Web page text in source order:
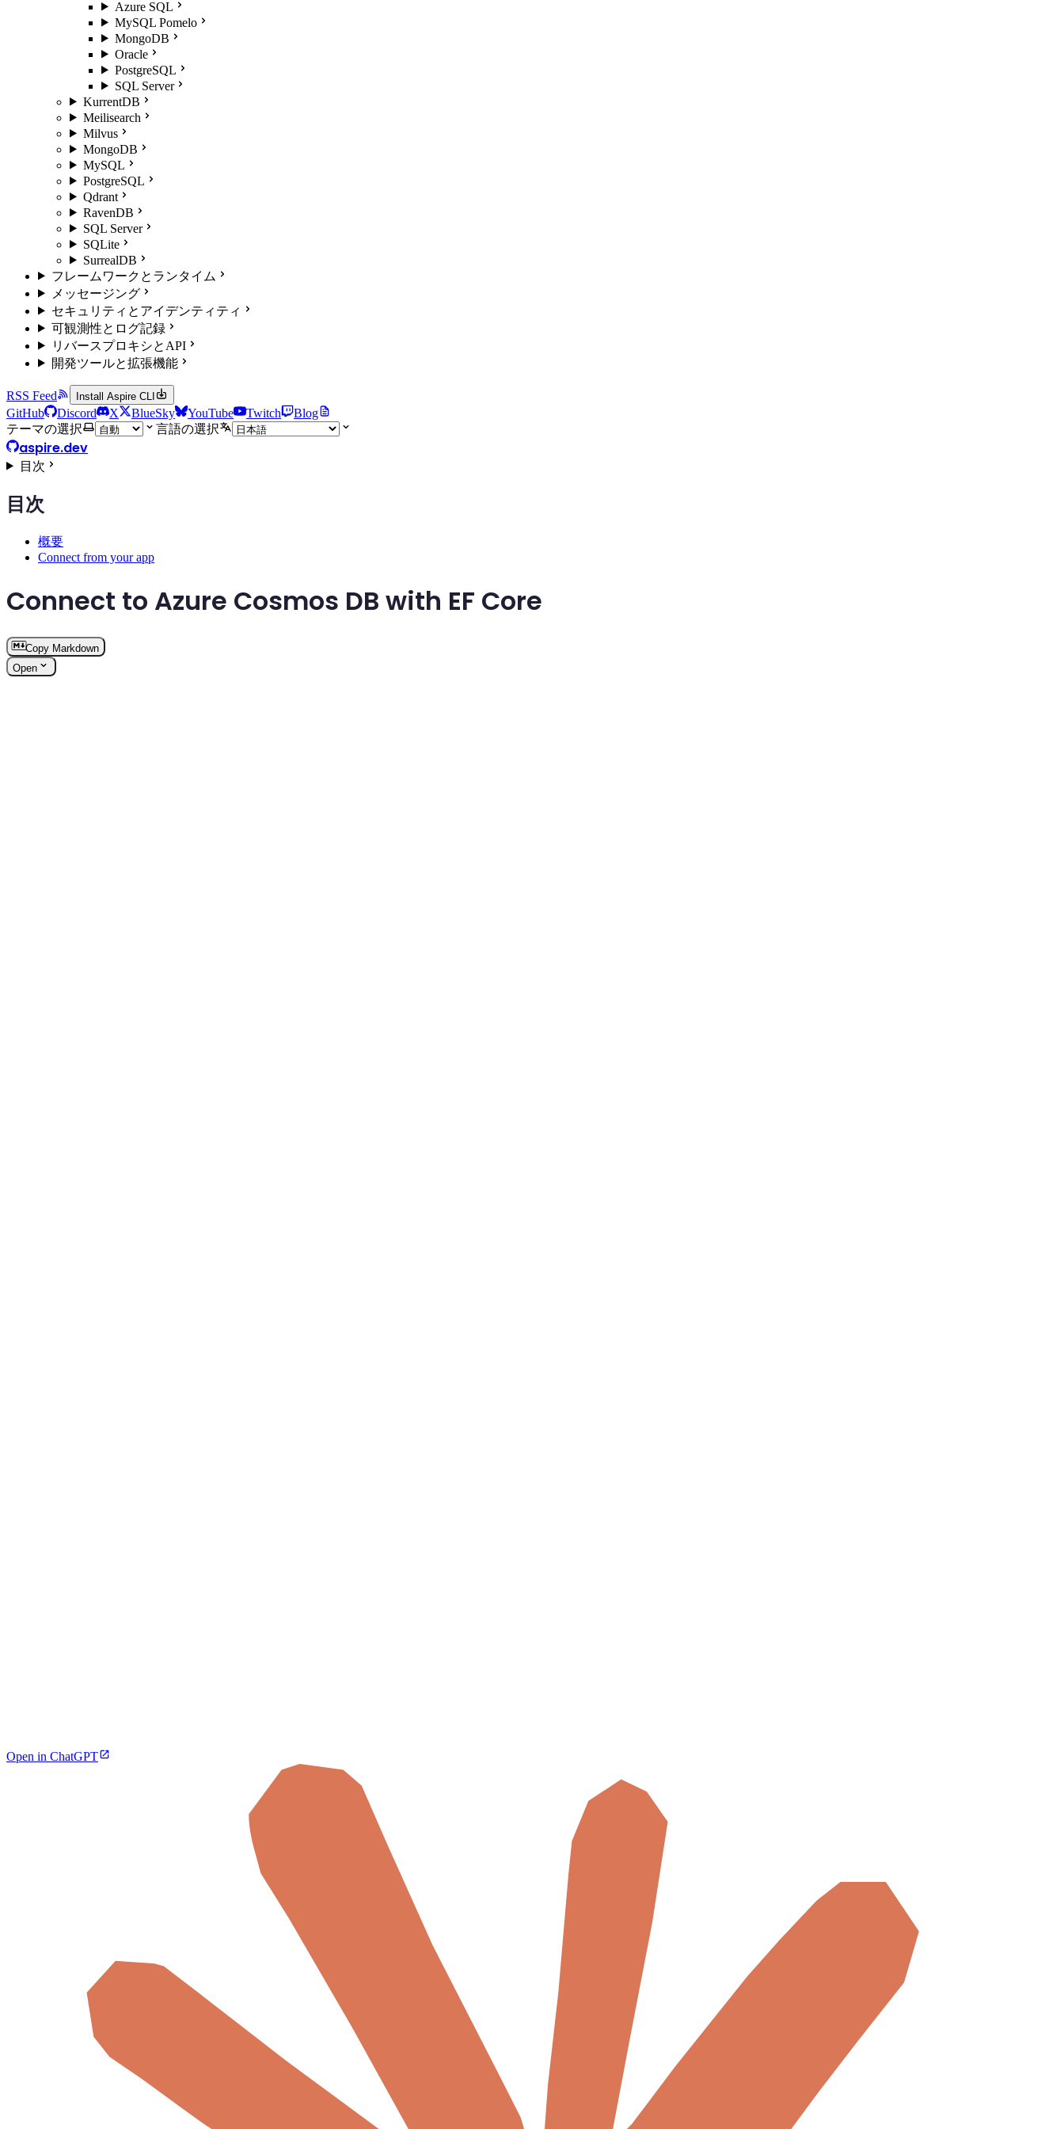
Azure SQL
MySQL Pomelo
MongoDB
Oracle
PostgreSQL
SQL Server
KurrentDB
Meilisearch
Milvus
MongoDB
MySQL
PostgreSQL
Qdrant
RavenDB
SQL Server
SQLite
SurrealDB
フレームワークとランタイム
メッセージング
セキュリティとアイデンティティ
可観測性とログ記録
リバースプロキシとAPI
開発ツールと拡張機能
RSS Feed Install Aspire CLI
GitHub Discord X BlueSky YouTube Twitch
Blog
テーマの選択
言語の選択
aspire.dev
目次
目次
概要
Connect from your app
Connect to Azure Cosmos DB with EF Core
Copy Markdown
Open
Open in ChatGPT